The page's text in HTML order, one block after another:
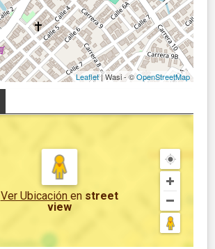
Leaflet| Wasi - ©OpenStreetMap
Ver Ubicación en street
view